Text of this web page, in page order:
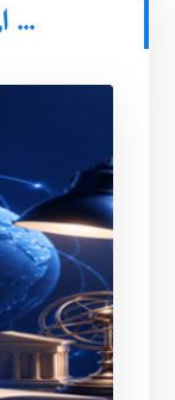
المنشورات ذات الصلة ...